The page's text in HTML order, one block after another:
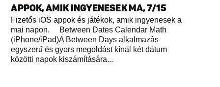
APPOK, AMIK INGYENESEK MA, 7/15
Fizetős iOS appok és játékok, amik ingyenesek a
mai napon. Between Dates Calendar Math
(iPhone/iPad)A Between Days alkalmazás
egyszerű és gyors megoldást kínál két dátum
közötti napok kiszámítására...